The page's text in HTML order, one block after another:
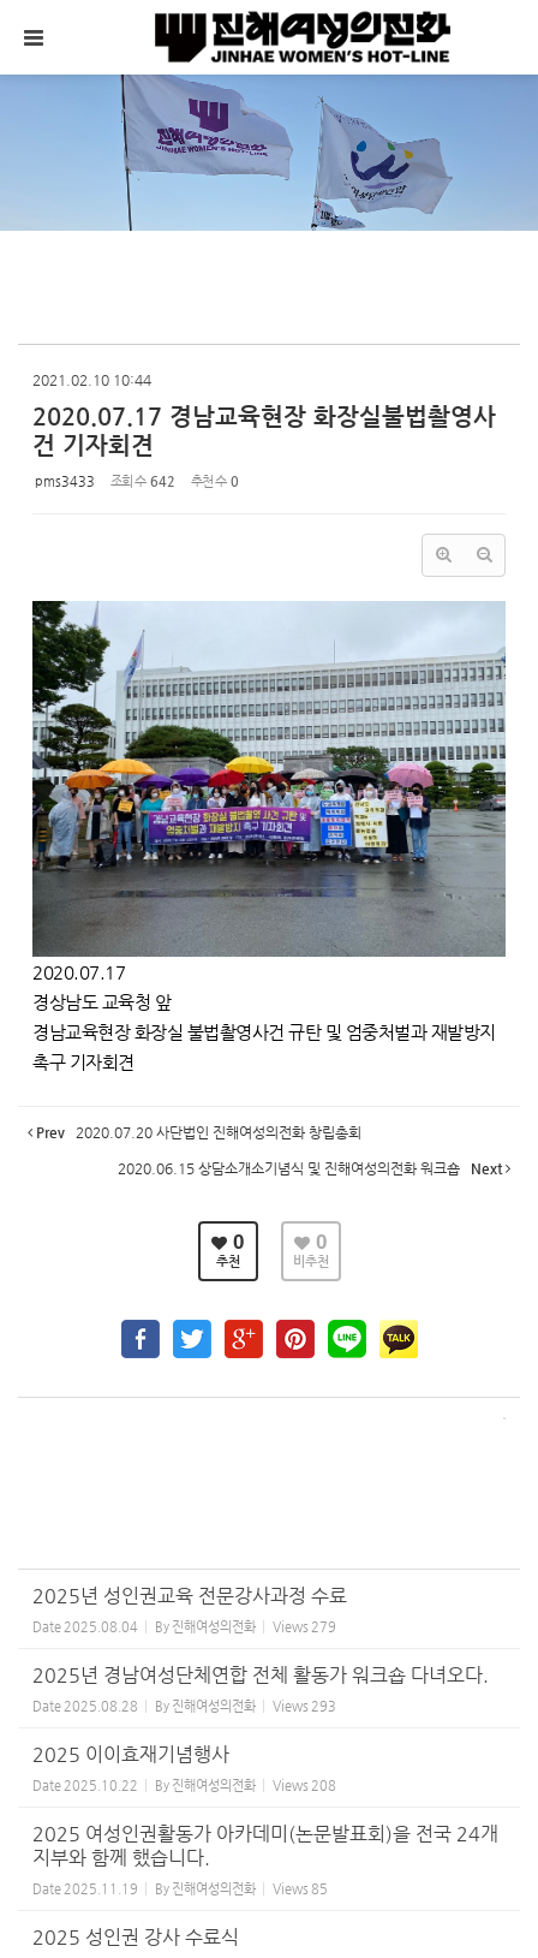
메뉴 건너뛰기
2021.02.10 10:44
2020.07.17 경남교육현장 화장실불법촬영사
건 기자회견
pms3433 조회 수 642 추천 수 0
2020.07.17
경상남도 교육청 앞
경남교육현장 화장실 불법촬영사건 규탄 및 엄중처벌과 재발방지
촉구 기자회견
Prev 2020.07.20 사단법인 진해여성의전화 창립총회
2020.06.15 상담소개소기념식 및 진해여성의전화 워크숍 Next
0
추천
0
비추천
2025년 성인권교육 전문강사과정 수료
Date 2025.08.04 By 진해여성의전화 Views 279
2025년 경남여성단체연합 전체 활동가 워크숍 다녀오다.
Date 2025.08.28 By 진해여성의전화 Views 293
2025 이이효재기념행사
Date 2025.10.22 By 진해여성의전화 Views 208
2025 여성인권활동가 아카데미(논문발표회)을 전국 24개
지부와 함께 했습니다.
Date 2025.11.19 By 진해여성의전화 Views 85
2025 성인권 강사 수료식